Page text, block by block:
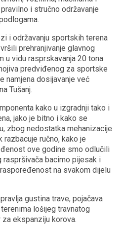
i stručno održavanje
i održavanju sportskih terena
prehranjivanje glavnog
u vidu rasprskavanja 20 tona
predviđenog za sportske
namjena dosijavanje već
Tušanj.
kako u izgradnji tako i
jako je bitno i kako se
zbog nedostatka mehanizacije
ručno, kako je
ove godine smo odlučili
bacimo pijesak i
na svakom dijelu
gustina trave, pojačava
lošijeg travnatog
ekspanziju korova.